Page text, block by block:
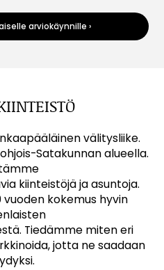
arviokäynnille ›
välitysliike.
Satakunnan alueella.
kiinteistöjä ja asuntoja.
kokemus hyvin
Tiedämme miten eri
jotta ne saadaan